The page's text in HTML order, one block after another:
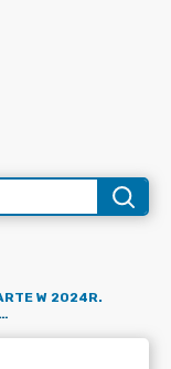
W 2024R.
REALIZACJI ZADANIA INWESTYCYJNEGO PN. „REMONT ELEWACJI BUDYNKU PSP NR 1 W PUŁTUSKU”